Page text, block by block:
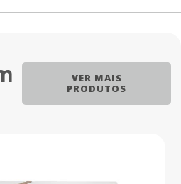
VER MAIS
PRODUTOS